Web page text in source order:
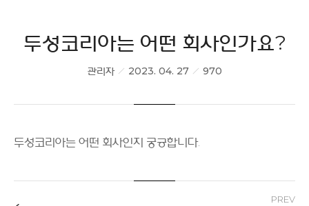
두성코리아는 어떤 회사인가요?
관리자 2023. 04. 27 970
두성코리아는 어떤 회사인지 궁긍합니다.
PREV